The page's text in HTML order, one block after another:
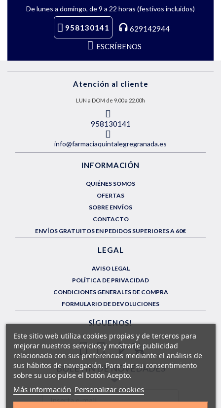
De lunes a domingo, de 9 a 22 horas (festivos incluidos)
958130141
629142944
ESCRÍBENOS
Atención al cliente
LUN a DOM de 9.00 a 22.00h
958130141
info@farmaciaquintalegregranada.es
INFORMACIÓN
QUIÉNES SOMOS
OFERTAS
SOBRE ENVÍOS
CONTACTO
ENVÍOS GRATUITOS EN PEDIDOS SUPERIORES A 60€
LEGAL
AVISO LEGAL
POLÍTICA DE PRIVACIDAD
CONDICIONES GENERALES DE COMPRA
FORMULARIO DE DEVOLUCIONES
SÍGUENOS!
BOLETÍN DE NOVEDADES
Este sitio web utiliza cookies propias y de terceros para
mejorar nuestros servicios y mostrarle publicidad
relacionada con sus preferencias mediante el análisis de
sus hábitos de navegación. Para dar su consentimiento
sobre su uso pulse el botón Acepto.
Más información Personalizar cookies